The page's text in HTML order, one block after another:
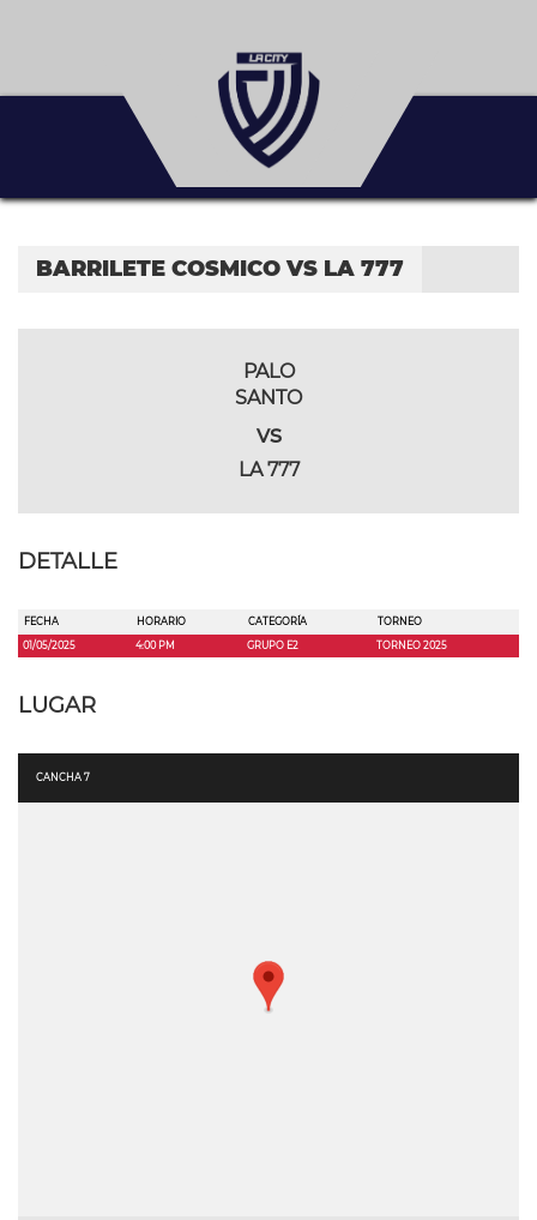
BARRILETE COSMICO VS LA 777
PALO
SANTO
vs
LA 777
DETALLE
FECHA HORARIO CATEGORÍA
TORNEO
01/05/2025
4:00 PM GRUPO E2 TORNEO 2025
LUGAR
CANCHA 7